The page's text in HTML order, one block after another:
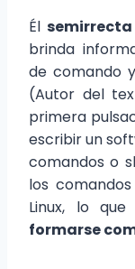
Él
brinda
de comando
(Autor del
primera
escribir un
comandos o
los
Linux, lo
formarse